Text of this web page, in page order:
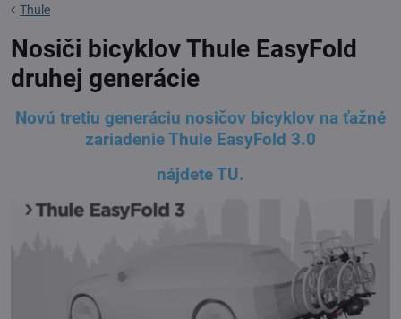
Thule
Nosiči bicyklov Thule EasyFold
druhej generácie
Novú tretiu generáciu nosičov bicyklov na ťažné
zariadenie Thule EasyFold 3.0
nájdete TU.